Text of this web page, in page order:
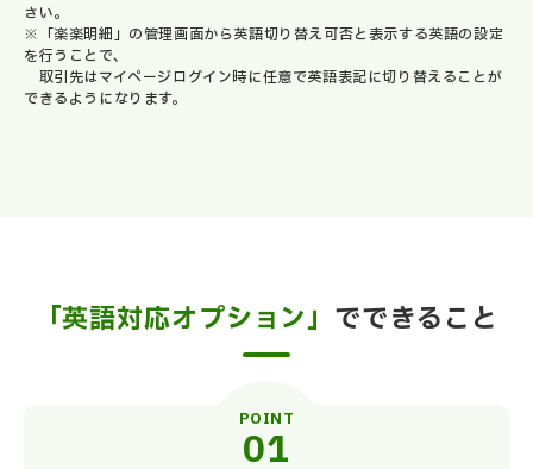
さい。
※「楽楽明細」の管理画面から英語切り替え可否と表示する英語の設定
を行うことで、
取引先はマイページログイン時に任意で英語表記に切り替えることが
できるようになります。
「英語対応オプション」 でできること
POINT